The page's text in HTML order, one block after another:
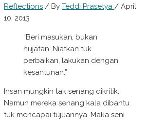
Reflections / By Teddi Prasetya / April
10, 2013
“Beri masukan, bukan
hujatan. Niatkan tuk
perbaikan, lakukan dengan
kesantunan.”
Insan mungkin tak senang dikritik.
Namun mereka senang kala dibantu
tuk mencapai tujuannya. Maka seni